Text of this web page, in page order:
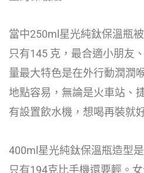
當中250ml星光純鈦保溫瓶
只有145 克，最合適小朋友
量最大特色是在外行動潤潤
地點容易，無論是火車站、
有設置飲水機，想喝再裝就
400ml星光純鈦保溫瓶造型
只有194克比手機還要輕。